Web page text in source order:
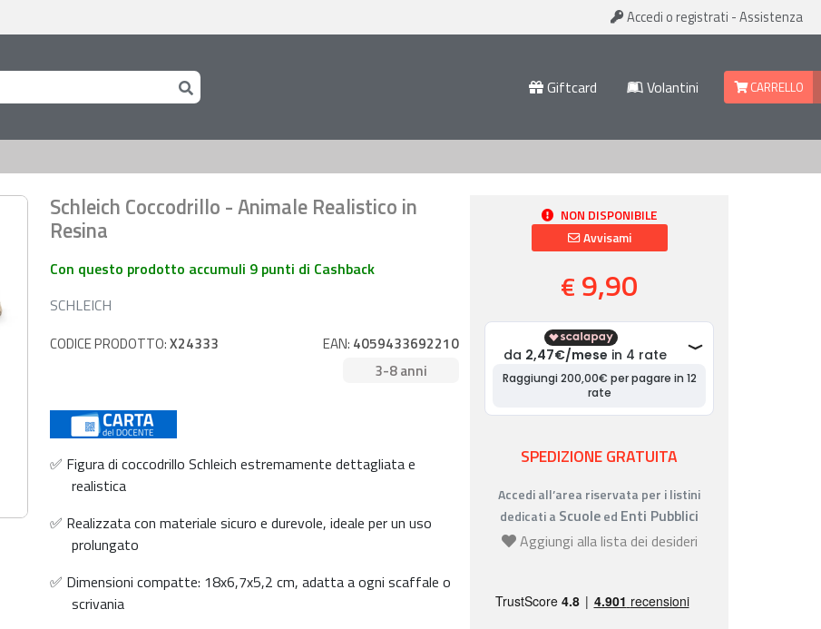
Accedi o registrati -Assistenza
Giftcard Volantini CARRELLO
Schleich Coccodrillo - Animale Realistico in
Resina
Con questo prodotto accumuli 9 punti di Cashback
SCHLEICH
CODICE PRODOTTO:X24333 EAN: 4059433692210
3-8 anni
✅ Figura di coccodrillo Schleich estremamente dettagliata e
realistica
✅ Realizzata con materiale sicuro e durevole, ideale per un uso
prolungato
✅ Dimensioni compatte: 18x6,7x5,2 cm, adatta a ogni scaffale o
scrivania
NON DISPONIBILE
Avvisami
€ 9,90
SPEDIZIONE GRATUITA
Accedi all’area riservata per i listini
dedicati a Scuoleed Enti Pubblici
Aggiungi alla lista dei desideri